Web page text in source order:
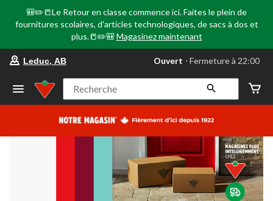
🎒✏️📒Le Retour en classe commence ici. Faites le plein de
fournitures scolaires, d'articles technologiques, de sacs à dos et
plus.📒✏️🎒 Magasinez maintenant
votre
préféré
Leduc,
AB,
courament
Fermeture
à
22:00
cliquer
pour
changer
Leduc, AB Ouvert ⋅ Fermeture à 22:00
Recherche